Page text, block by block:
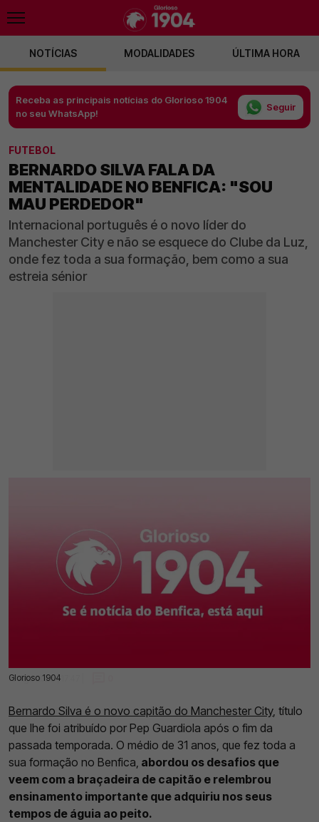
NOTÍCIAS MODALIDADES ÚLTIMA HORA
Receba as principais notícias do Glorioso 1904
no seu WhatsApp!
Seguir
FUTEBOL
BERNARDO SILVA FALA DA
MENTALIDADE NO BENFICA: "SOU
MAU PERDEDOR"
Internacional português é o novo líder do
Manchester City e não se esquece do Clube da Luz,
onde fez toda a sua formação, bem como a sua
estreia sénior
Glorioso 1904
13 Ago 2025 | 17:47 |
Bernardo Silva é o novo capitão do Manchester City, título
que lhe foi atribuído por Pep Guardiola após o fim da
passada temporada. O médio de 31 anos, que fez toda a
sua formação no Benfica, abordou os desafios que
veem com a braçadeira de capitão e relembrou
ensinamento importante que adquiriu nos seus
tempos de águia ao peito.